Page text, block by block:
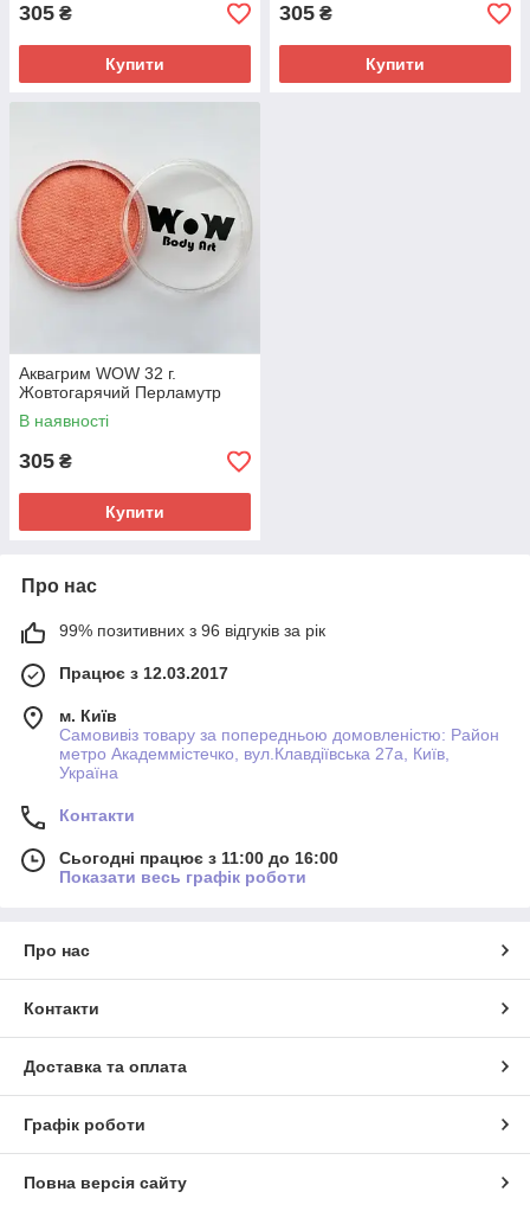
305 ₴
Купити
305 ₴
Купити
Аквагрим WOW 32 г.
Жовтогарячий Перламутр
В наявності
305 ₴
Купити
Про нас
99% позитивних з 96 відгуків за рік
Працює з 12.03.2017
м. Київ
Самовивіз товару за попередньою домовленістю: Район
метро Академмістечко, вул.Клавдіївська 27а, Київ,
Україна
Контакти
Сьогодні працює з 11:00 до 16:00
Показати весь графік роботи
Про нас
Контакти
Доставка та оплата
Графік роботи
Повна версія сайту